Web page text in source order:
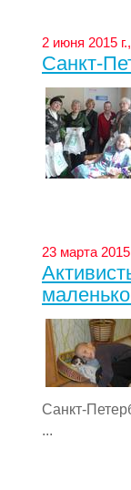
2 июня 2015
Санкт-
23 марта
Санкт-
...